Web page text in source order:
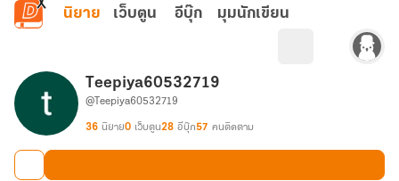
ข้ามไปยังเนื้อหาหลัก
นิยาย เว็บตูน อีบุ๊ก มุมนักเขียน
Teepiya60532719
@Teepiya60532719
36 นิยาย0 เว็บตูน28 อีบุ๊ก57 คนติดตาม